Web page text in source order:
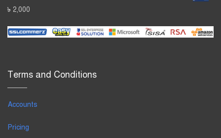
৳ 2,000
Terms and Conditions
Accounts
Pricing